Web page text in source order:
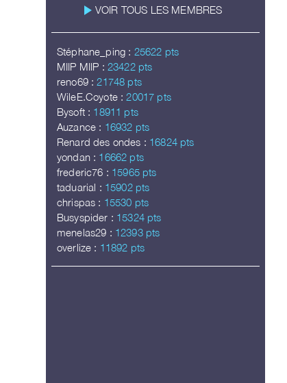
play_arrow VOIR TOUS LES MEMBRES
Stéphane_ping : 25622 pts
MIIP MIIP : 23422 pts
reno69 : 21748 pts
WileE.Coyote : 20017 pts
Bysoft : 18911 pts
Auzance : 16932 pts
Renard des ondes : 16824 pts
yondan : 16662 pts
frederic76 : 15965 pts
taduarial : 15902 pts
chrispas : 15530 pts
Busyspider : 15324 pts
menelas29 : 12393 pts
overlize : 11892 pts